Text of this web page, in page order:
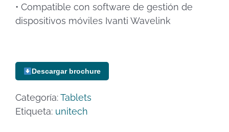
• Compatible con software de gestión de
dispositivos móviles Ivanti Wavelink
Descargar brochure
Categoría:Tablets
Etiqueta: unitech